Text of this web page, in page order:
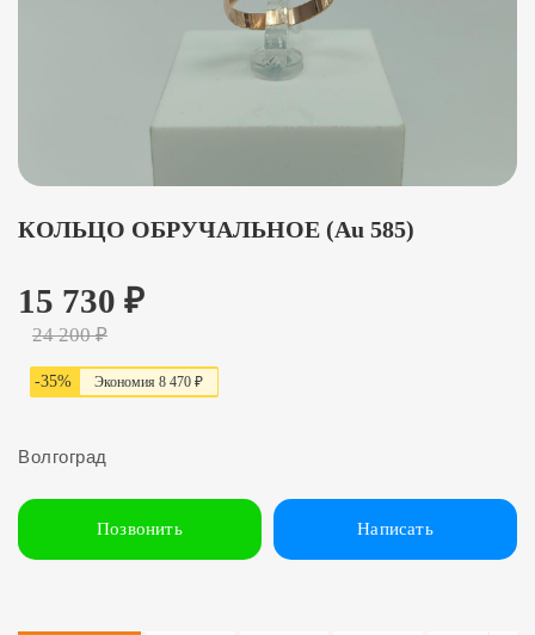
КОЛЬЦО ОБРУЧАЛЬНОЕ (Au 585)
15 730 ₽
24 200₽
-35% Экономия 8 470 ₽
Волгоград
Позвонить Написать